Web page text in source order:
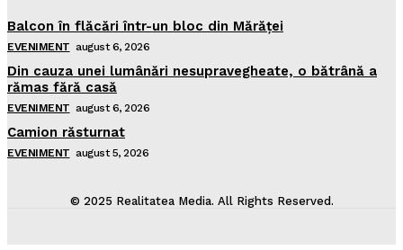
Balcon în flăcări într-un bloc din Mărăţei
EVENIMENT august 6, 2026
Din cauza unei lumânări nesupravegheate, o bătrână a
rămas fără casă
EVENIMENT august 6, 2026
Camion răsturnat
EVENIMENT august 5, 2026
© 2025 Realitatea Media. All Rights Reserved.